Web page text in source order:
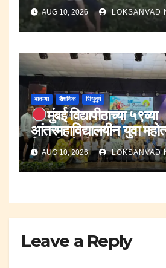
AUG 10, 2026 LOKSANVAD
बातम्या शैक्षणिक सिंधुदुर्ग
मुंबई विद्यापीठाच्या ५९व्या
आंतरमहाविद्यालयीन युवा
विभागीय फेरी उत्साहात.
AUG 10, 2026 LOKSANVAD
Leave a Reply